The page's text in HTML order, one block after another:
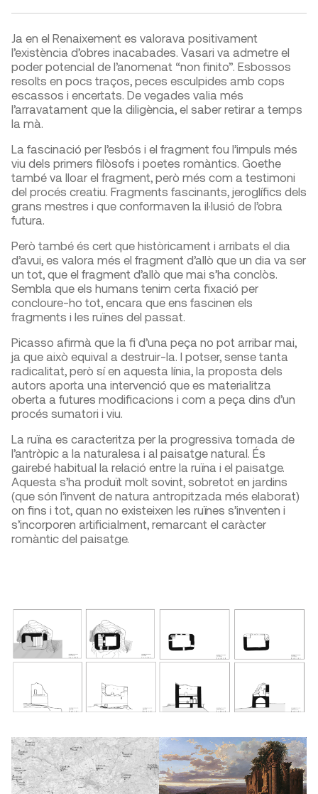
Ja en el Renaixement es valorava positivament
l’existència d’obres inacabades. Vasari va admetre el
poder potencial de l’anomenat “non finito”. Esbossos
resolts en pocs traços, peces esculpides amb cops
escassos i encertats. De vegades valia més
l’arravatament que la diligència, el saber retirar a temps
la mà.
La fascinació per l’esbós i el fragment fou l’impuls més
viu dels primers filòsofs i poetes romàntics. Goethe
també va lloar el fragment, però més com a testimoni
del procés creatiu. Fragments fascinants, jeroglífics dels
grans mestres i que conformaven la il·lusió de l’obra
futura.
Però també és cert que històricament i arribats el dia
d’avui, es valora més el fragment d’allò que un dia va ser
un tot, que el fragment d’allò que mai s’ha conclòs.
Sembla que els humans tenim certa fixació per
concloure-ho tot, encara que ens fascinen els
fragments i les ruïnes del passat.
Picasso afirmà que la fi d’una peça no pot arribar mai,
ja que això equival a destruir-la. I potser, sense tanta
radicalitat, però sí en aquesta línia, la proposta dels
autors aporta una intervenció que es materialitza
oberta a futures modificacions i com a peça dins d’un
procés sumatori i viu.
La ruïna es caracteritza per la progressiva tornada de
l’antròpic a la naturalesa i al paisatge natural. És
gairebé habitual la relació entre la ruïna i el paisatge.
Aquesta s’ha produït molt sovint, sobretot en jardins
(que són l’invent de natura antropitzada més elaborat)
on fins i tot, quan no existeixen les ruïnes s’inventen i
s’incorporen artificialment, remarcant el caràcter
romàntic del paisatge.